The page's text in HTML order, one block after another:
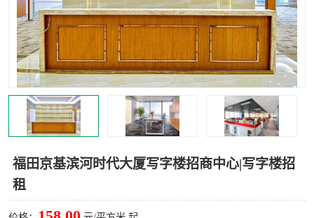
福田京基滨河时代大厦写字楼招商中心|写字楼招
租
罗湖水贝 南山南油
龙华 罗湖区
宝安区 西乡
兴东 石岩
南山后海